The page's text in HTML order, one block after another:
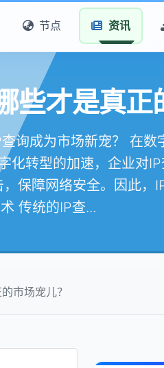
节点 资讯
才是真正
询成为市场新宠？ 在数
化转型的加速，企业对
保障网络安全。因此，
传统的IP查...
市场宠儿？